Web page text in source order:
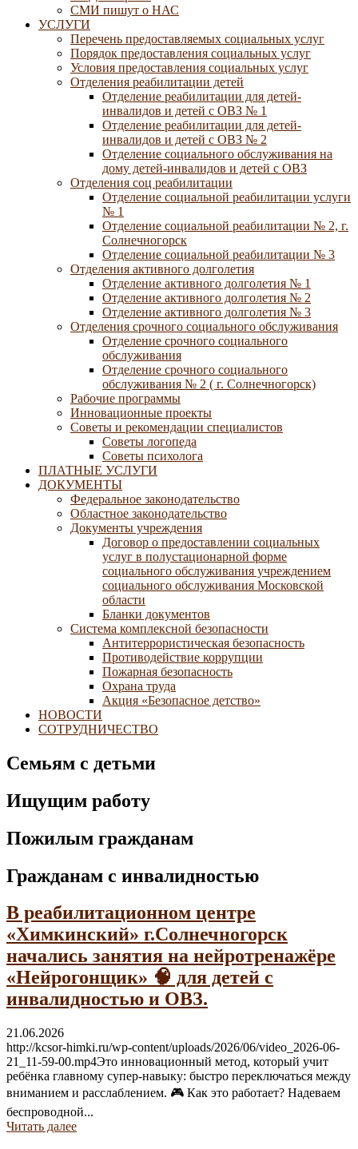
СМИ пишут о НАС
УСЛУГИ
Перечень предоставляемых социальных услуг
Порядок предоставления социальных услуг
Условия предоставления социальных услуг
Отделения реабилитации детей
Отделение реабилитации для детей-
инвалидов и детей с ОВЗ № 1
Отделение реабилитации для детей-
инвалидов и детей с ОВЗ № 2
Отделение социального обслуживания на
дому детей-инвалидов и детей с ОВЗ
Отделения соц реабилитации
Отделение социальной реабилитации услуги
№ 1
Отделение социальной реабилитации № 2, г.
Солнечногорск
Отделение социальной реабилитации № 3
Отделения активного долголетия
Отделение активного долголетия № 1
Отделение активного долголетия № 2
Отделение активного долголетия № 3
Отделения срочного социального обслуживания
Отделение срочного социального
обслуживания
Отделение срочного социального
обслуживания № 2 ( г. Солнечногорск)
Рабочие программы
Инновационные проекты
Советы и рекомендации специалистов
Советы логопеда
Советы психолога
ПЛАТНЫЕ УСЛУГИ
ДОКУМЕНТЫ
Федеральное законодательство
Областное законодательство
Документы учреждения
Договор о предоставлении социальных
услуг в полустационарной форме
социального обслуживания учреждением
социального обслуживания Московской
области
Бланки документов
Система комплексной безопасности
Антитеррористическая безопасность
Противодействие коррупции
Пожарная безопасность
Охрана труда
Акция «Безопасное детство»
НОВОСТИ
СОТРУДНИЧЕСТВО
Семьям с детьми
Ищущим работу
Пожилым гражданам
Гражданам с инвалидностью
В реабилитационном центре
«Химкинский» г.Солнечногорск
начались занятия на нейротренажёре
«Нейрогонщик» 🧠 для детей с
инвалидностью и ОВЗ.
21.06.2026
http://kcsor-himki.ru/wp-content/uploads/2026/06/video_2026-06-
21_11-59-00.mp4Это инновационный метод, который учит
ребёнка главному супер-навыку: быстро переключаться между
вниманием и расслаблением. 🎮 Как это работает? Надеваем
беспроводной...
Читать далее